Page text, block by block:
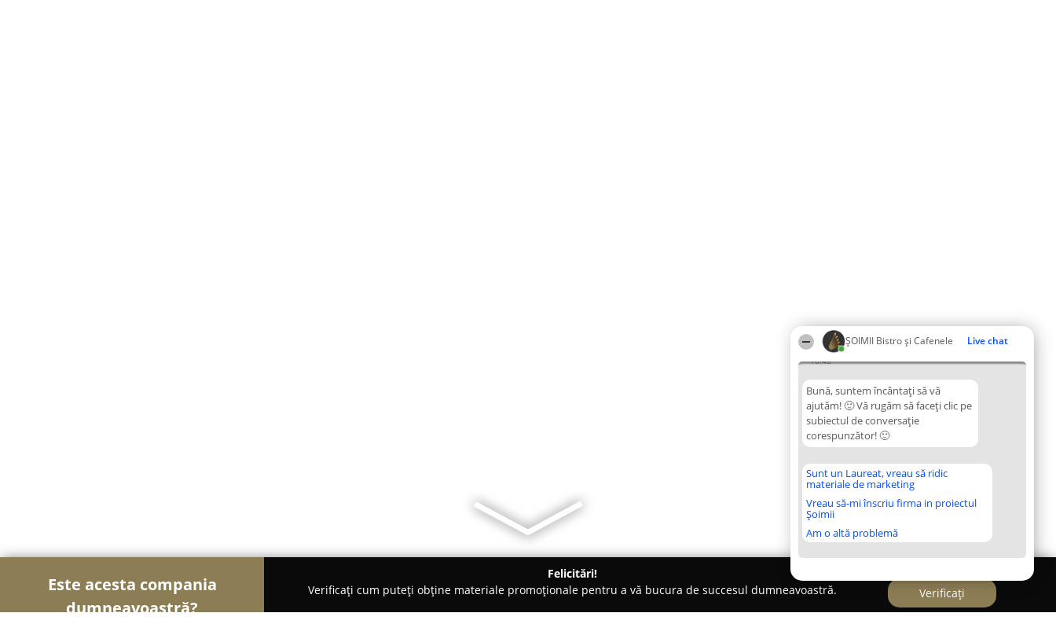
ȘOIMII Bistro și Cafenele Live chat
10:48
Bună, suntem încântați să vă
ajutăm! 🙂 Vă rugăm să faceți clic pe
subiectul de conversație
corespunzător! 🙂
Sunt un Laureat, vreau să ridic
materiale de marketing
Vreau să-mi înscriu firma in proiectul
Șoimii
Am o altă problemă
Este acesta compania
dumneavoastră?
Felicitări!
Verificați cum puteți obține materiale promoționale pentru a vă bucura de succesul dumneavoastră.
Verificați